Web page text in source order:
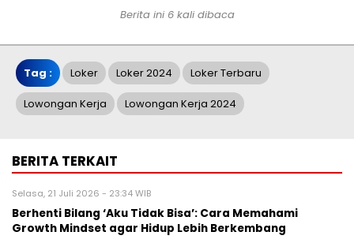
Berita ini 6 kali dibaca
Tag : Loker Loker 2024 Loker Terbaru
Lowongan Kerja Lowongan Kerja 2024
BERITA TERKAIT
Selasa, 21 Juli 2026 - 23:34 WIB
Berhenti Bilang ‘Aku Tidak Bisa’: Cara Memahami
Growth Mindset agar Hidup Lebih Berkembang